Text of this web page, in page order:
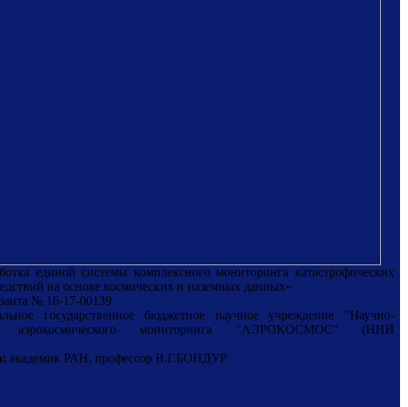
единой системы комплексного мониторинга катастрофических
на основе космических и наземных данных»
№ 16-17-00139
государственное бюджетное научное учреждение "Научно-
аэрокосмического мониторинга "АЭРОКОСМОС" (НИИ
академик РАН, профессор В.Г.БОНДУР